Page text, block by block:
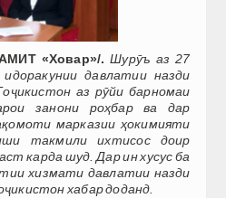
«Ховар»/. Шурӯъ аз 27
давлатии назди
аз рӯйи барномаи
занони роҳбар ва дар
марказии ҳокимияти
такмили ихтисос доир
карда шуд. Дар ин хусус ба
хизмати давлатии назди
хабар доданд.